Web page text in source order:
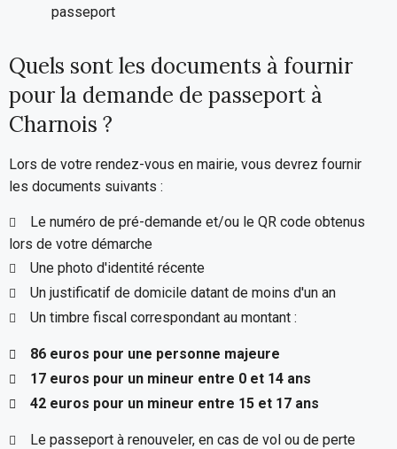
passeport
Quels sont les documents à fournir
pour la demande de passeport à
Charnois ?
Lors de votre rendez-vous en mairie, vous devrez fournir
les documents suivants :
Le numéro de pré-demande et/ou le QR code obtenus
lors de votre démarche
Une photo d'identité récente
Un justificatif de domicile datant de moins d'un an
Un timbre fiscal correspondant au montant :
86 euros pour une personne majeure
17 euros pour un mineur entre 0 et 14 ans
42 euros pour un mineur entre 15 et 17 ans
Le passeport à renouveler, en cas de vol ou de perte